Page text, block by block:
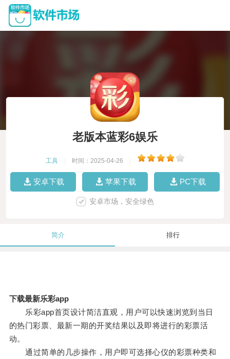
老版本蓝彩6娱乐
工具 时间：2025-04-26
安卓下载 苹果下载 PC下载
安卓市场，安全绿色
简介 排行
下载最新乐彩app
乐彩app首页设计简洁直观，用户可以快速浏览到当日
的热门彩票、最新一期的开奖结果以及即将进行的彩票活
动。
通过简单的几步操作，用户即可选择心仪的彩票种类和